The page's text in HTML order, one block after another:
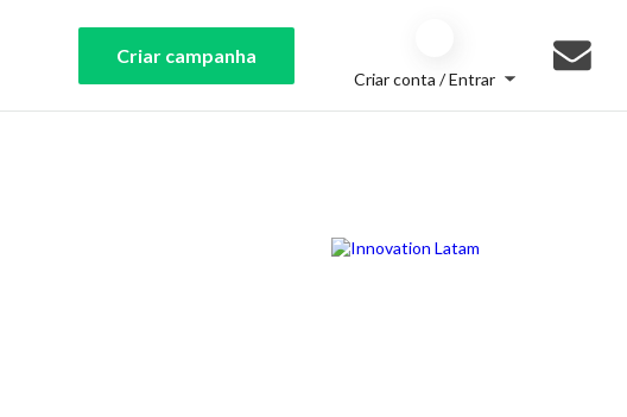
Criar campanha
Criar conta / Entrar